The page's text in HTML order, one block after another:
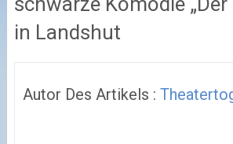
in Landshut
Autor Des Artikels :